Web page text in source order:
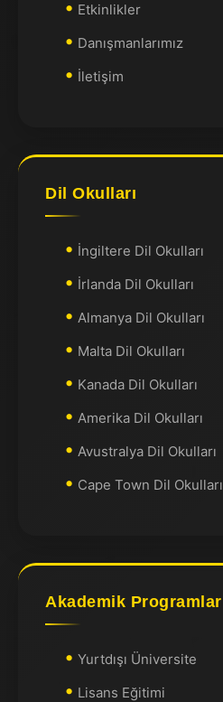
Etkinlikler
Danışmanlarımız
İletişim
Dil Okulları
İngiltere Dil Okulları
İrlanda Dil Okulları
Almanya Dil Okulları
Malta Dil Okulları
Kanada Dil Okulları
Amerika Dil Okulları
Avustralya Dil Okulları
Cape Town Dil Okulları
Akademik Programlar
Yurtdışı Üniversite
Lisans Eğitimi